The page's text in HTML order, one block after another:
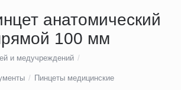
анатомический
100 мм
и медучреждений /
/ Пинцеты медицинские